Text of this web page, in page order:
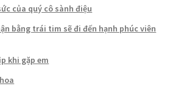
của quý cô sành điệu
bằng trái tim sẽ đi đến hạnh phúc viên
khi gặp em